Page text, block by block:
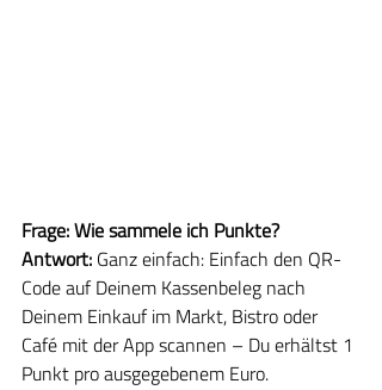
Frage: Wie sammele ich Punkte?
Antwort: Ganz einfach: Einfach den QR-
Code auf Deinem Kassenbeleg nach
Deinem Einkauf im Markt, Bistro oder
Café mit der App scannen – Du erhältst 1
Punkt pro ausgegebenem Euro.